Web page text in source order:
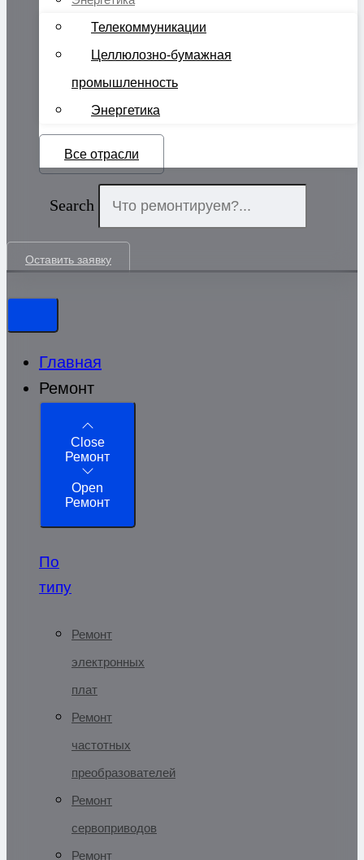
Телекоммуникации
Целлюлозно-бумажная
промышленность
Энергетика
Все отрасли
Search
Оставить заявку
Главная
Ремонт
Close
Ремонт
Open
Ремонт
По
типу
Ремонт
электронных
плат
Ремонт
частотных
преобразователей
Ремонт
сервоприводов
Ремонт